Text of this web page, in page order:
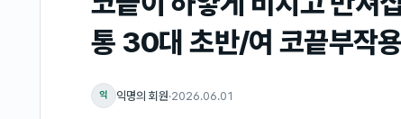
통 30대 초반/여 코끝부작
익 익명의 회원·2026.06.01